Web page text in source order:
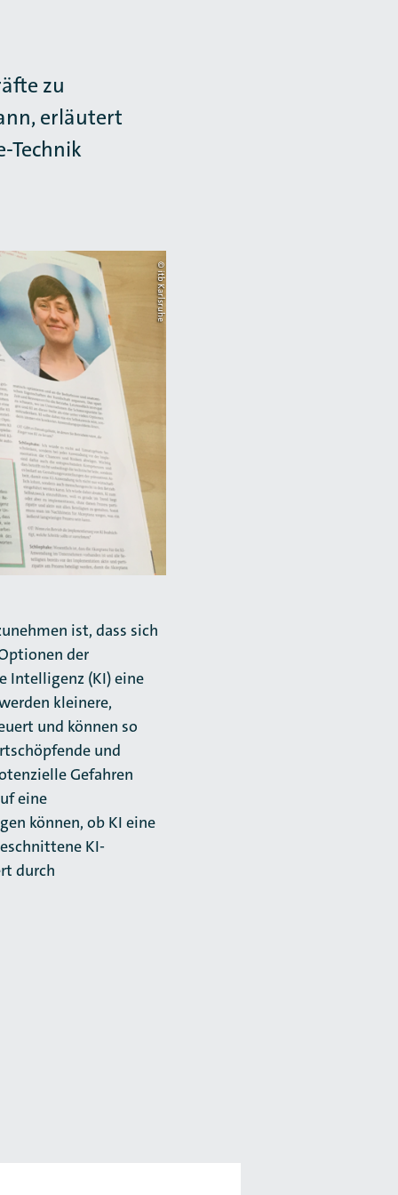
zu
erläutert
Technik
© itb Karlsruhe
ist, dass sich
der
Intelligenz (KI) eine
kleinere,
und können so
und
Gefahren
eine
können, ob KI eine
KI-
durch